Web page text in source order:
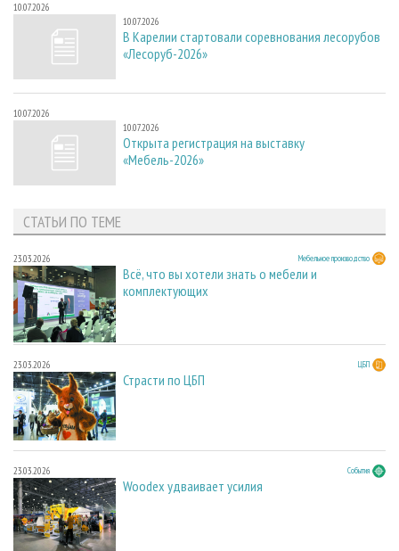
10.07.2026
10.07.2026
В Карелии стартовали соревнования лесорубов
«Лесоруб-2026»
10.07.2026
10.07.2026
Открыта регистрация на выставку
«Мебель-2026»
СТАТЬИ ПО ТЕМЕ
23.03.2026 Мебельное производство
Всё, что вы хотели знать о мебели и
комплектующих
23.03.2026 ЦБП
Страсти по ЦБП
23.03.2026 События
Woodex удваивает усилия